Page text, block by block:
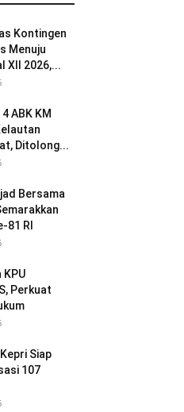
Kontingen
Menuju
XII 2026,...
4 ABK KM
Ditolong...
Bersama
81 RI
KPU
Perkuat
Siap
107